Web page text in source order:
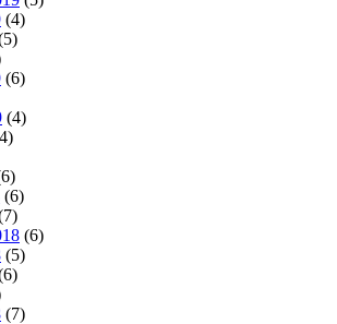
(4)
(6)
(4)
(6)
(6)
(5)
(7)